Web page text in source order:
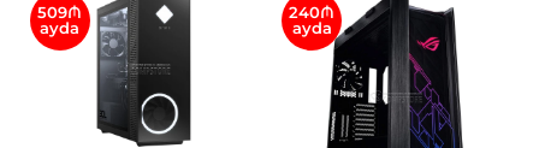
509₼
ayda
240₼
ayda